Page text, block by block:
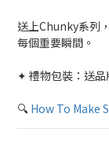
送上Chunky系列
每個重要瞬間。
✦ 禮物包裝：送
🔍 How To Make